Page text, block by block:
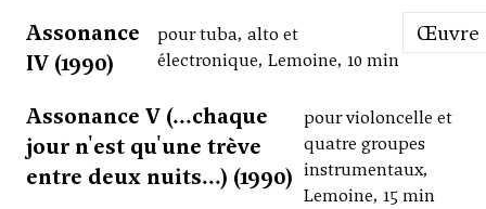
Assonance
IV (1990)
pour tuba, alto et
électronique, Lemoine, 10 min
Œuvre
Assonance V (...chaque
jour n'est qu'une trève
entre deux nuits...) (1990)
pour violoncelle et
quatre groupes
instrumentaux,
Lemoine, 15 min